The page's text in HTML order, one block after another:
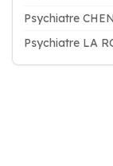
Psychiatre
Psychiatre LA